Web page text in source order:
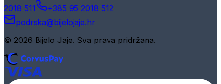
2018 511
+385 95 2018 512
podrska@bijelojaje.hr
© 2026 Bijelo Jaje. Sva prava pridržana.